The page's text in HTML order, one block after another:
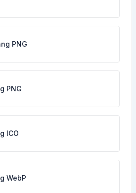
PNG
PNG
ICO
WebP